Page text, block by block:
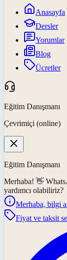
Anasayfa
Dersler
Yorumlar
Blog
Ücretler
Eğitim Danışmanı
Çevrimiçi (online)
Eğitim Danışmanı
Merhaba! 👋
yardımcı olabiliriz?
Merhaba, bilgi
Fiyat ve taksit